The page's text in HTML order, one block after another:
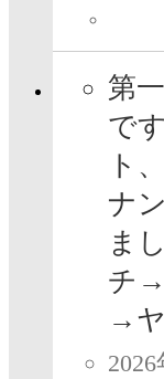
第
で
ト
ナ
ま
チ
→